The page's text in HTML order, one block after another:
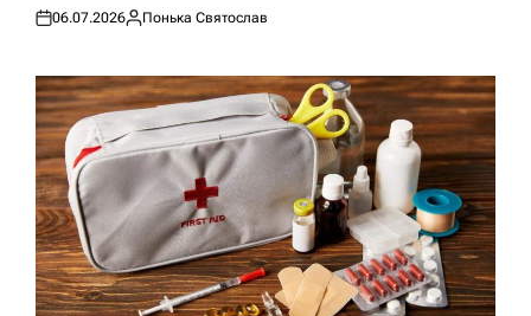
Оприлюднено
06.07.2026
Опубліковано
Понька Святослав